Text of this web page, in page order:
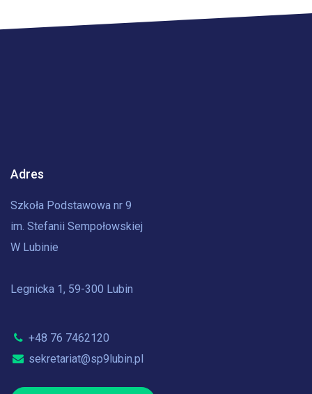
Adres
Szkoła Podstawowa nr 9
im. Stefanii Sempołowskiej
W Lubinie
Legnicka 1, 59-300 Lubin
+48 76 7462120
sekretariat@sp9lubin.pl